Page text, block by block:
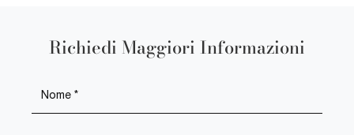
Richiedi Maggiori Informazioni